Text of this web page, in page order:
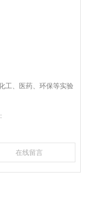
工、医药、环保等实验
在线留言